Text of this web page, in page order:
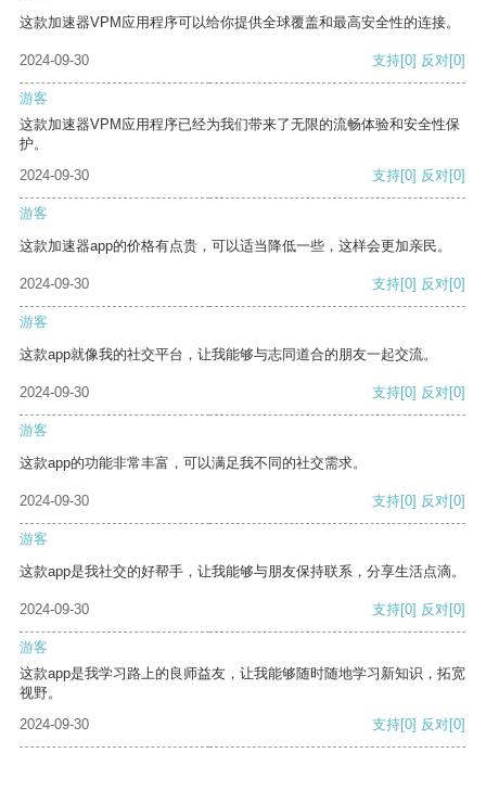
这款加速器VPM应用程序可以给你提供全球覆盖和最高安全性的连接。
2024-09-30 支持[0] 反对[0]
游客
这款加速器VPM应用程序已经为我们带来了无限的流畅体验和安全性保
护。
2024-09-30
支持[0] 反对[0]
游客
这款加速器app的价格有点贵，可以适当降低一些，这样会更加亲民。
2024-09-30 支持[0] 反对[0]
游客
这款app就像我的社交平台，让我能够与志同道合的朋友一起交流。
2024-09-30 支持[0] 反对[0]
游客
这款app的功能非常丰富，可以满足我不同的社交需求。
2024-09-30 支持[0] 反对[0]
游客
这款app是我社交的好帮手，让我能够与朋友保持联系，分享生活点滴。
2024-09-30 支持[0] 反对[0]
游客
这款app是我学习路上的良师益友，让我能够随时随地学习新知识，拓宽
视野。
2024-09-30
支持[0] 反对[0]